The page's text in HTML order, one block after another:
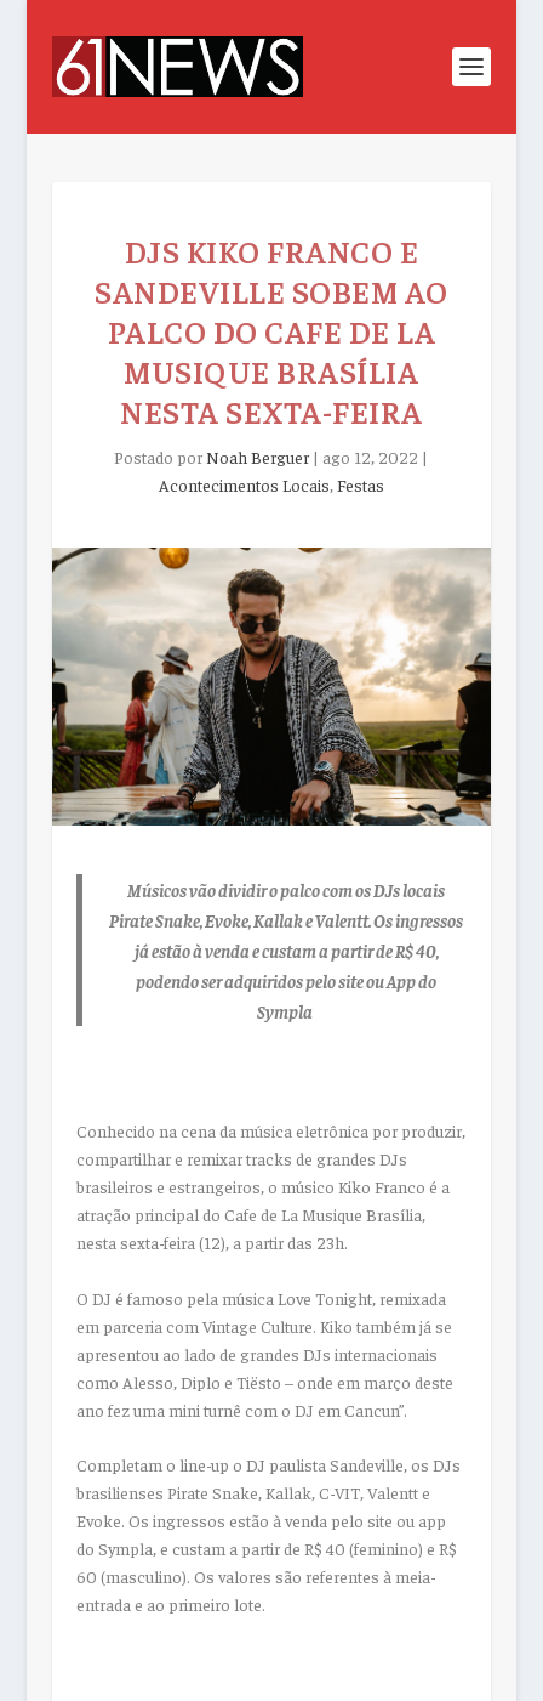
DJS KIKO FRANCO E
SANDEVILLE SOBEM AO
PALCO DO CAFE DE LA
MUSIQUE BRASÍLIA
NESTA SEXTA-FEIRA
Postado por Noah Berguer| ago 12, 2022 |
Acontecimentos Locais,Festas
Músicos vão dividir o palco com os DJs locais
Pirate Snake, Evoke, Kallak e Valentt. Os ingressos
já estão à venda e custam a partir de R$ 40,
podendo ser adquiridos pelo site ou App do
Sympla
Conhecido na cena da música eletrônica por produzir,
compartilhar e remixar tracks de grandes DJs
brasileiros e estrangeiros, o músico Kiko Franco é a
atração principal do Cafe de La Musique Brasília,
nesta sexta-feira (12), a partir das 23h.
O DJ é famoso pela música Love Tonight, remixada
em parceria com Vintage Culture. Kiko também já se
apresentou ao lado de grandes DJs internacionais
como Alesso, Diplo e Tiësto – onde em março deste
ano fez uma mini turnê com o DJ em Cancun”.
Completam o line-up o DJ paulista Sandeville, os DJs
brasilienses Pirate Snake, Kallak, C-VIT, Valentt e
Evoke. Os ingressos estão à venda pelo site ou app
do Sympla, e custam a partir de R$ 40 (feminino) e R$
60 (masculino). Os valores são referentes à meia-
entrada e ao primeiro lote.